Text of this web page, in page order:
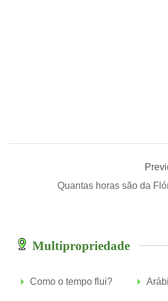
Quantas horas são da
Multipropriedade
Como o tempo flui?